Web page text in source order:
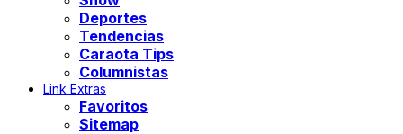
Deportes
Tendencias
Caraota Tips
Columnistas
Link Extras
Favoritos
Sitemap